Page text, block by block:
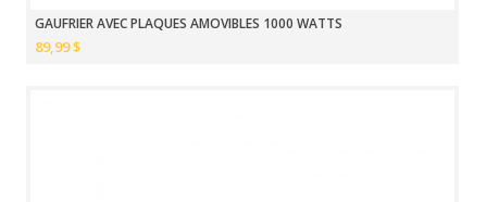
GAUFRIER AVEC PLAQUES AMOVIBLES 1000 WATTS
89,99 $